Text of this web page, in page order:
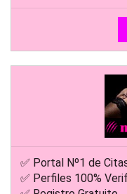
✅ Portal Nº1 de
✅ Perfiles 100%